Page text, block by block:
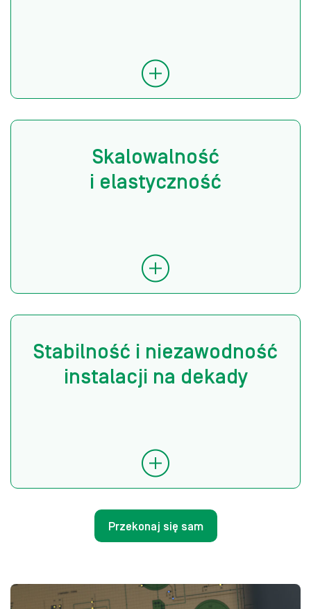
Skalowalność
i elastyczność
Stabilność i niezawodność
instalacji na dekady
Przekonaj się sam